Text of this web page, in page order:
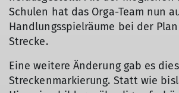
Schulen hat das Orga-Team nun
Handlungsspielräume bei der
Strecke.
Eine weitere Änderung gab es
Streckenmarkierung. Statt wie